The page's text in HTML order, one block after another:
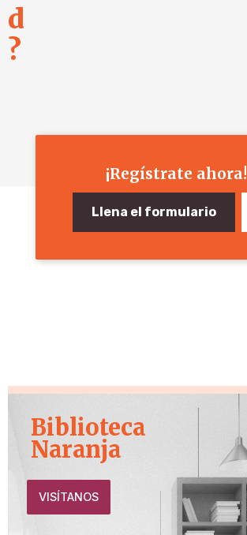
d
?
¡Regístrate ahora!
Llena el formulario
Biblioteca
Naranja
VISÍTANOS